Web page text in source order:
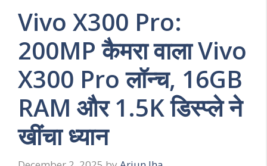
Vivo X300 Pro:
200MP कैमरा वाला Vivo
X300 Pro लॉन्च, 16GB
RAM और 1.5K डिस्प्ले ने
खींचा ध्यान